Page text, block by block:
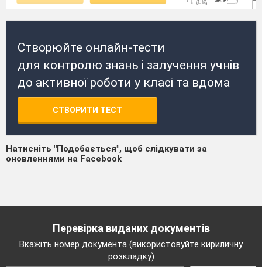
Створюйте онлайн-тести
для контролю знань і залучення учнів
до активної роботи у класі та вдома
СТВОРИТИ ТЕСТ
Натисніть "Подобається", щоб слідкувати за
оновленнями на Facebook
Перевірка виданих документів
Вкажіть номер документа (використовуйте кириличну
розкладку)